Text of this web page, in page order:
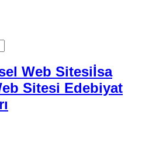
İsa
Sitesi Edebiyat